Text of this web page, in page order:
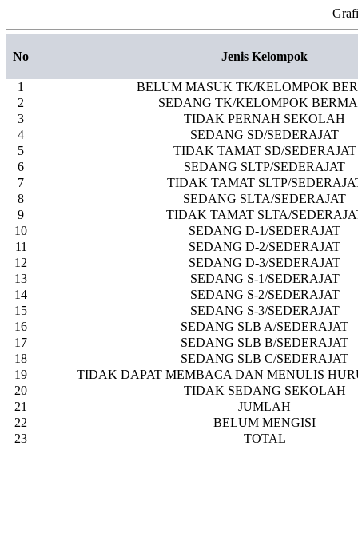
No Jenis Kelompok
1
BELUM MASUK TK/KELOMPOK
2
SEDANG TK/KELOMPOK
3
TIDAK PERNAH SEKOLAH
4
SEDANG SD/SEDERAJAT
5
TIDAK TAMAT SD/SEDERAJAT
6
SEDANG SLTP/SEDERAJAT
7
TIDAK TAMAT SLTP/
8
SEDANG SLTA/SEDERAJAT
9
TIDAK TAMAT SLTA/
10
SEDANG D-1/SEDERAJAT
11
SEDANG D-2/SEDERAJAT
12
SEDANG D-3/SEDERAJAT
13
SEDANG S-1/SEDERAJAT
14
SEDANG S-2/SEDERAJAT
15
SEDANG S-3/SEDERAJAT
16
SEDANG SLB A/SEDERAJAT
17
SEDANG SLB B/SEDERAJAT
18
SEDANG SLB C/SEDERAJAT
19
TIDAK DAPAT MEMBACA DAN MENULIS
20
TIDAK SEDANG SEKOLAH
21
JUMLAH
22
BELUM MENGISI
23
TOTAL